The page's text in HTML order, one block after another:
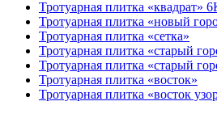
Тротуарная плитка «квадрат»
Тротуарная плитка «новый
Тротуарная плитка «сетка»
Тротуарная плитка «старый
Тротуарная плитка «старый
Тротуарная плитка «восток»
Тротуарная плитка «восток